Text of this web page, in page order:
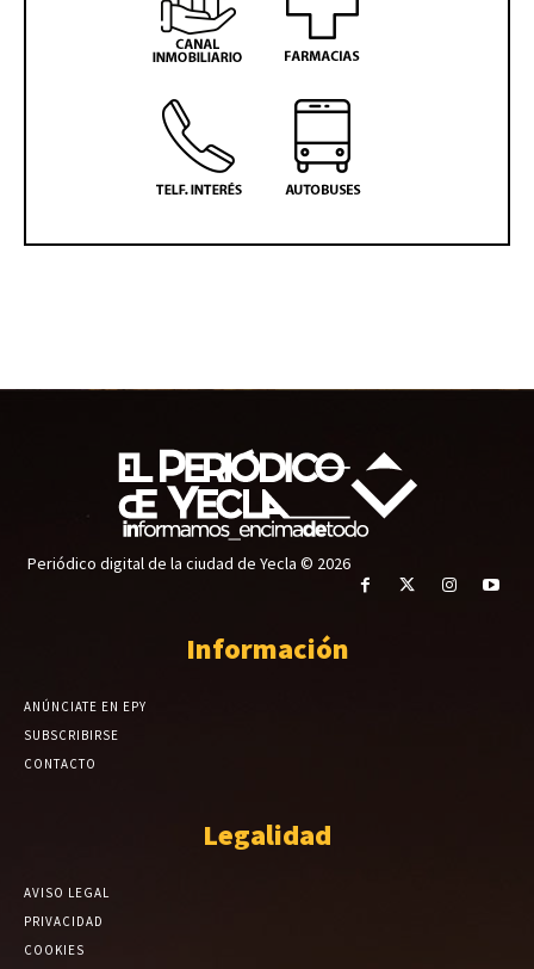
Periódico digital de la ciudad de Yecla © 2026
Información
ANÚNCIATE EN EPY
SUBSCRIBIRSE
CONTACTO
Legalidad
AVISO LEGAL
PRIVACIDAD
COOKIES